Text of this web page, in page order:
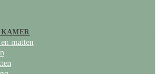
matten